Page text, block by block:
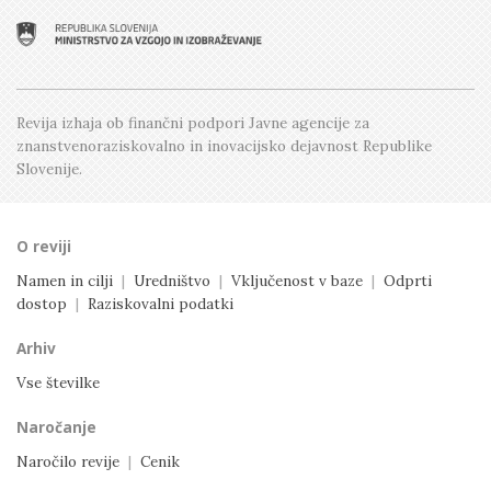
Številka 1, Februar
Revija izhaja ob finančni podpori Javne agencije za
znanstvenoraziskovalno in inovacijsko dejavnost Republike
Slovenije.
O reviji
Namen in cilji | Uredništvo | Vključenost v baze | Odprti
dostop | Raziskovalni podatki
Arhiv
Vse številke
Naročanje
Naročilo revije | Cenik